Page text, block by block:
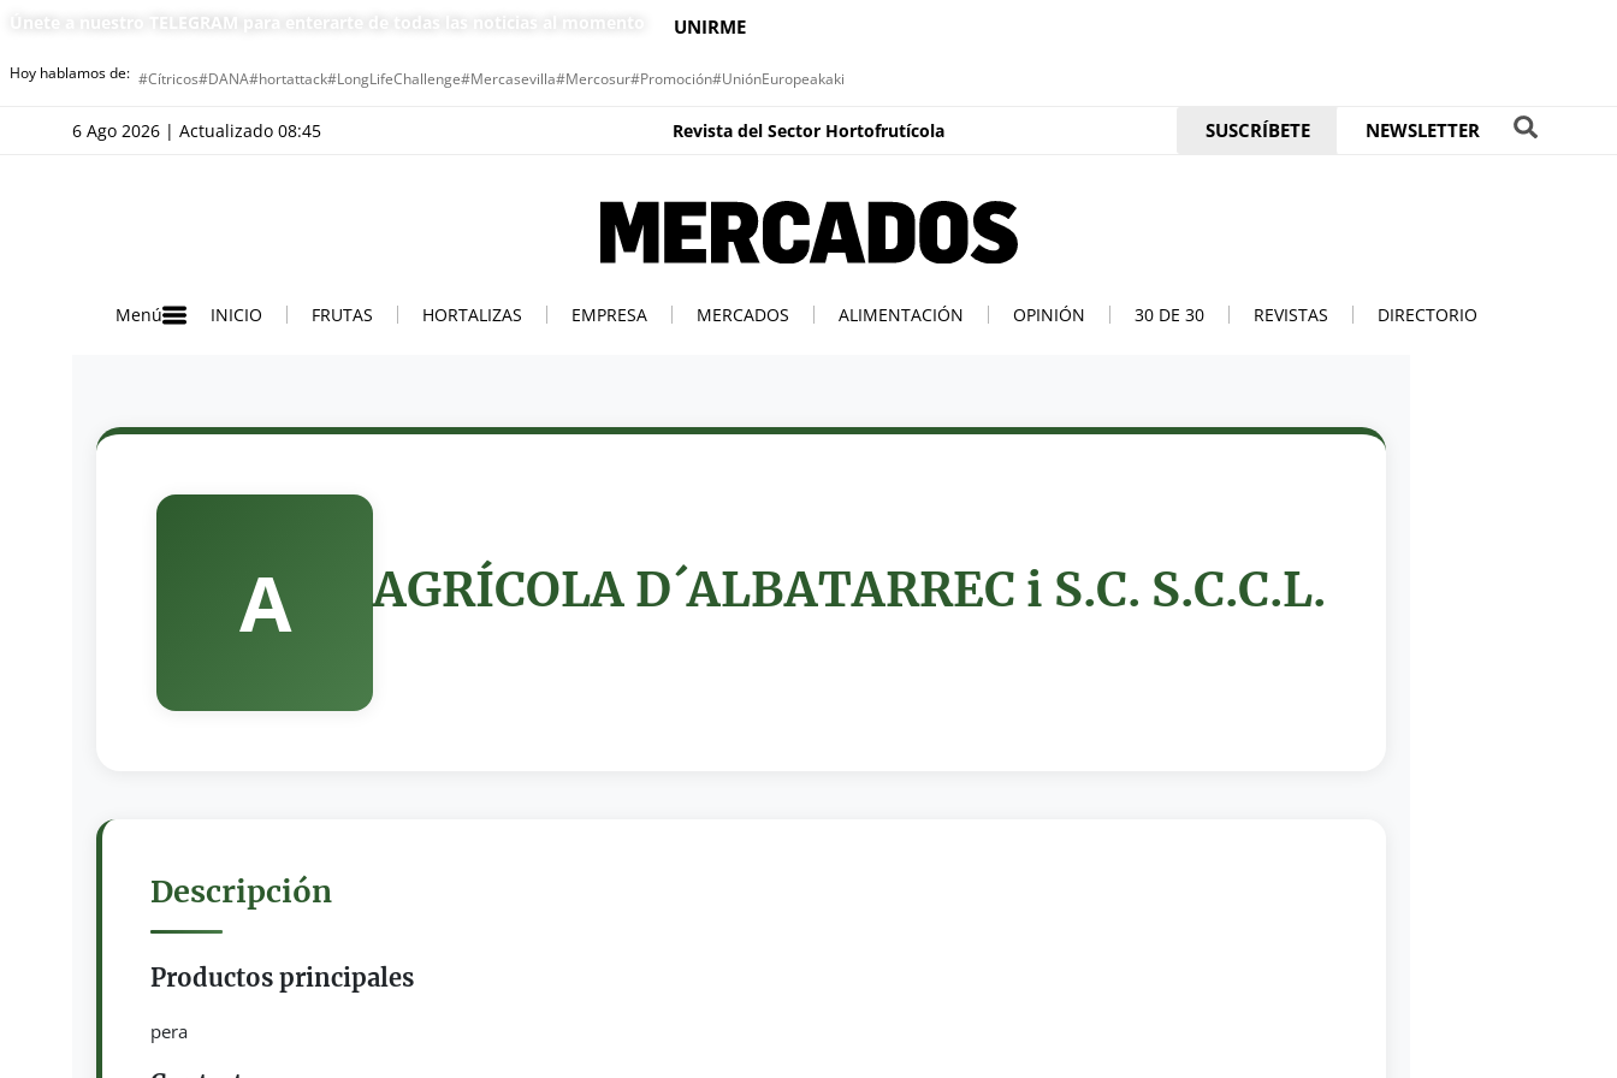
Únete a nuestro TELEGRAM para enterarte de todas las noticias al momento UNIRME
Hoy hablamos de: #Cítricos#DANA#hortattack#LongLifeChallenge#Mercasevilla#Mercosur#Promoción#UniónEuropeakaki
6 Ago 2026 | Actualizado 08:45 Revista del Sector Hortofrutícola SUSCRÍBETE NEWSLETTER
Menú INICIO FRUTAS HORTALIZAS EMPRESA MERCADOS ALIMENTACIÓN OPINIÓN 30 DE 30 REVISTAS DIRECTORIO
A AGRÍCOLA D´ALBATARREC i S.C. S.C.C.L.
Descripción
Productos principales
pera